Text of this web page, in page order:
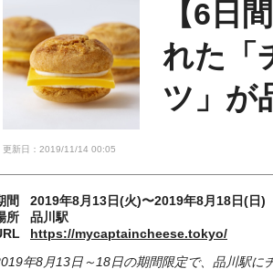
【6日
れた「
ツ」が
更新日：2019/11/14 00:05
間
2019年8月13日(火)〜2019年8月18日(日)
所
品川駅
https://mycaptaincheese.tokyo/
年8月13日～18日の期間限定で、品川駅に